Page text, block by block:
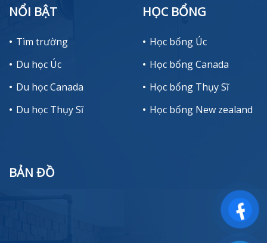
NỔI BẬT
Tìm trường
Du học Úc
Du học Canada
Du học Thụy Sĩ
HỌC BỔNG
Học bổng Úc
Học bổng Canada
Học bổng Thụy Sĩ
Học bổng New zealand
BẢN ĐỒ